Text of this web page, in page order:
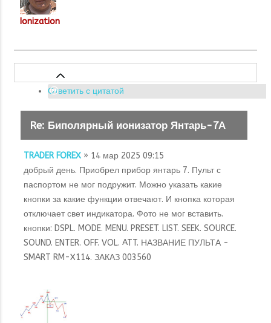
Ionization
Ответить с цитатой
Re: Биполярный ионизатор Янтарь-7А
TRADER FOREX » 14 мар 2025 09:15
добрый день. Приобрел прибор янтарь 7. Пульт с
паспортом не мог подружит. Можно указать какие
кнопки за какие функции отвечают. И кнопка которая
отключает свет индикатора. Фото не мог вставить.
кнопки: DSPL. MODE. MENU. PRESET. LIST. SEEK. SOURCE.
SOUND. ENTER. OFF. VOL. ATT. НАЗВАНИЕ ПУЛЬТА -
SMART RM-X114. ЗАКАЗ 003560